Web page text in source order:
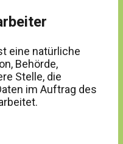
eine natürliche
Behörde,
Stelle, die
im Auftrag des